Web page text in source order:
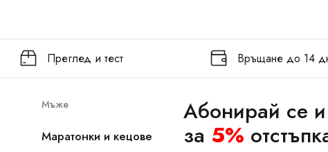
Преглед и тест Връщане до 14
Мъже
Маратонки и кецове
Абонирай се
за 5%